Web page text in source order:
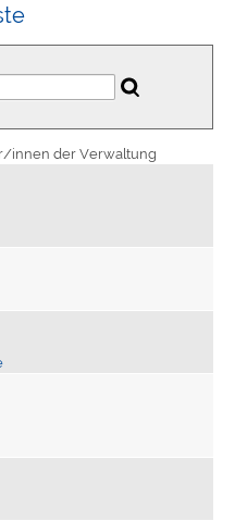
innen der Verwaltung